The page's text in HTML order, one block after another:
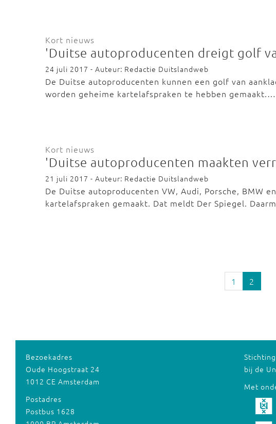
Kort nieuws
'Duitse autoproducenten dreigt golf
24 juli 2017 - Auteur: Redactie Duitslandweb
De Duitse autoproducenten kunnen een golf van
worden geheime kartelafspraken te hebben gemaakt.…
Kort nieuws
'Duitse autoproducenten maakten
21 juli 2017 - Auteur: Redactie Duitslandweb
De Duitse autoproducenten VW, Audi, Porsche, BMW
kartelafspraken gemaakt. Dat meldt Der Spiegel.
1 2
Bezoekadres
Oude Hoogstraat 24
1012 CE Amsterdam
Postadres
Postbus 1628
bij de
Met